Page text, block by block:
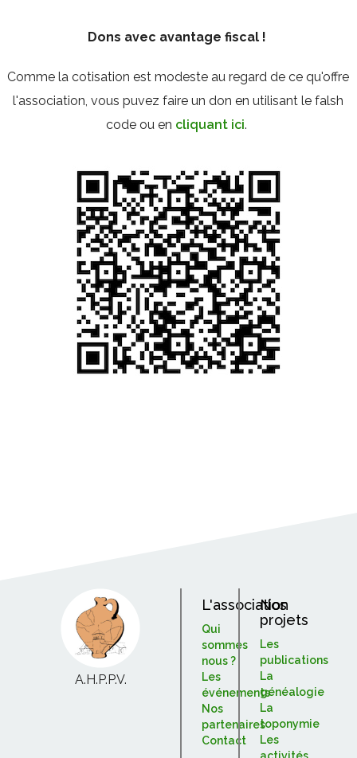
Dons avec avantage fiscal !
Comme la cotisation est modeste au regard de ce qu'offre
l'association, vous puvez faire un don en utilisant le falsh
code ou en cliquant ici.
A.H.P.P.V.
L'association
Qui
sommes
nous ?
Les
événements
Nos
partenaires
Contact
Nos
projets
Les
publications
La
généalogie
La
toponymie
Les